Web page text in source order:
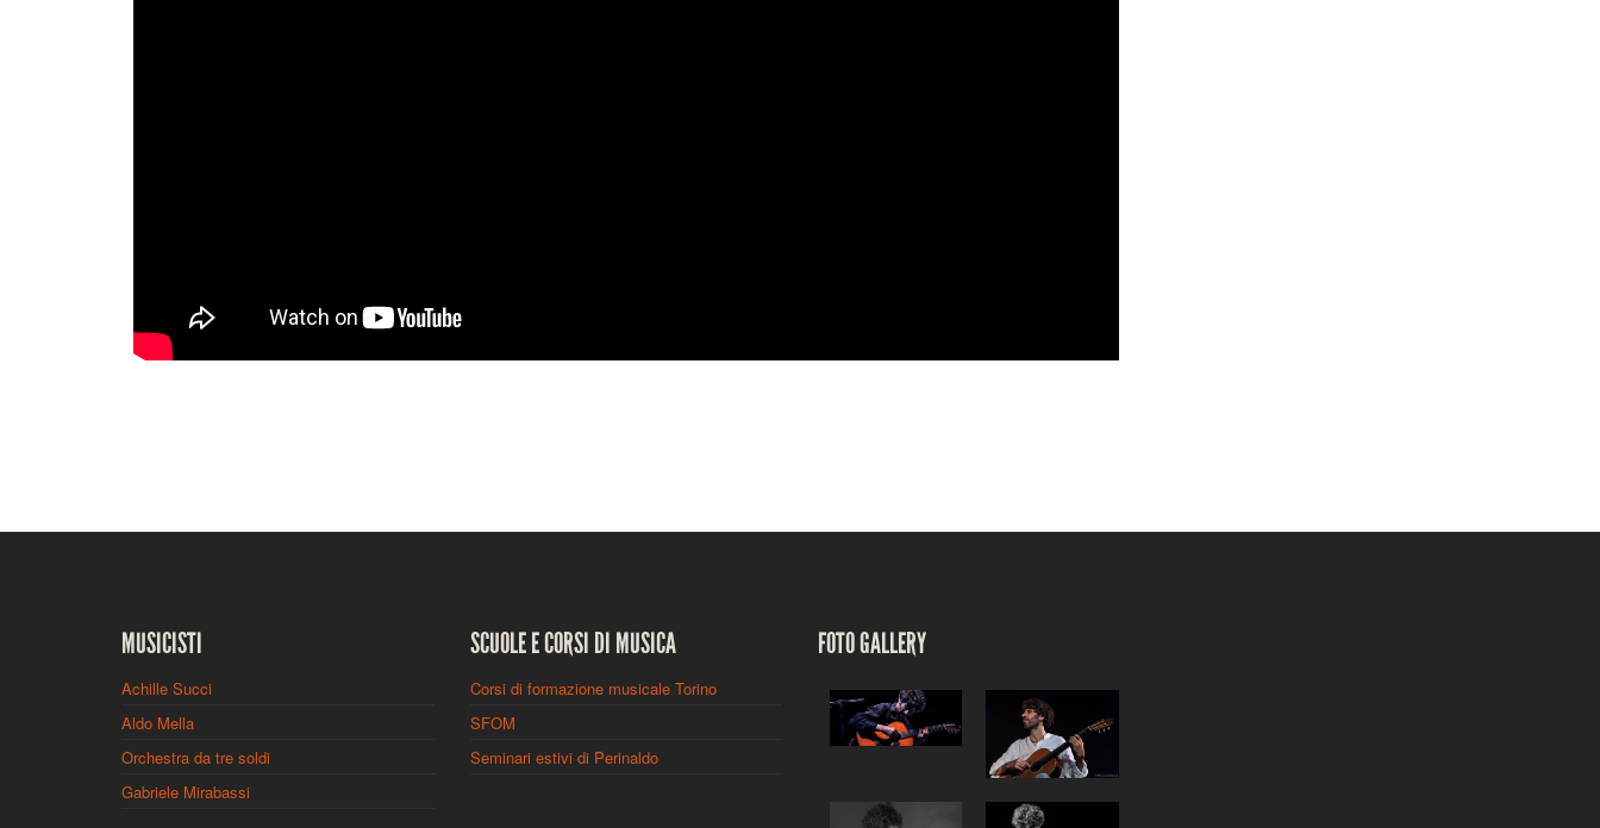
MUSICISTI
Achille Succi
Aldo Mella
Orchestra da tre soldi
Gabriele Mirabassi
SCUOLE E CORSI DI MUSICA
Corsi di formazione musicale Torino
SFOM
Seminari estivi di Perinaldo
FOTO GALLERY